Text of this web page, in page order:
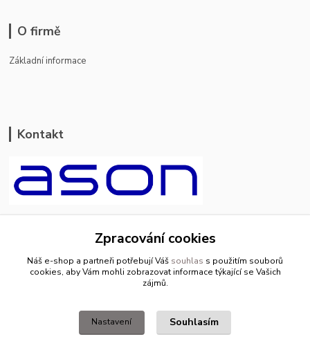
O firmě
Základní informace
Kontakt
+420 799 500 769
pracovní dny 8-11hod.,13-15hod.
Zpracování cookies
Náš e-shop a partneři potřebují Váš souhlas s použitím souborů
cookies, aby Vám mohli zobrazovat informace týkající se Vašich
zájmů.
Nastavení Souhlasím